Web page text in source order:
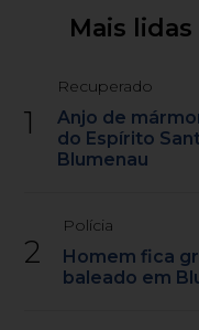
Mais lidas
1
Recuperado
Anjo de
do Espírito
Blumenau
2
Polícia
Homem fica
baleado em